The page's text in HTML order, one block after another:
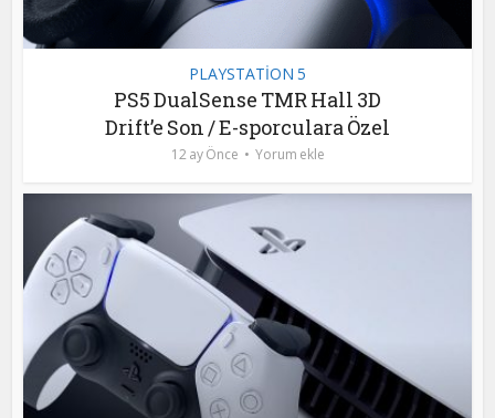
PLAYSTATİON 5
PS5 DualSense TMR Hall 3D
Drift’e Son / E-sporculara Özel
12 ay Önce Yorum ekle